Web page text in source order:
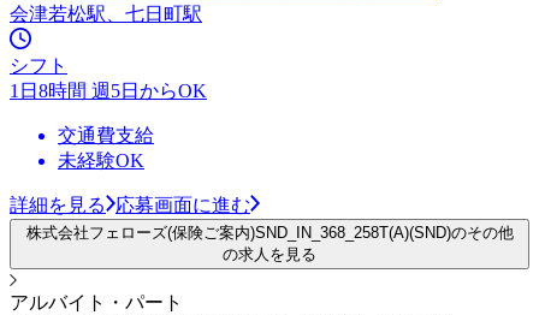
会津若松駅、七日町駅
シフト
1日8時間 週5日からOK
交通費支給
未経験OK
詳細を見る 応募画面に進む
株式会社フェローズ(保険ご案内)SND_IN_368_258T(A)(SND)のその他
の求人を見る
アルバイト・パート